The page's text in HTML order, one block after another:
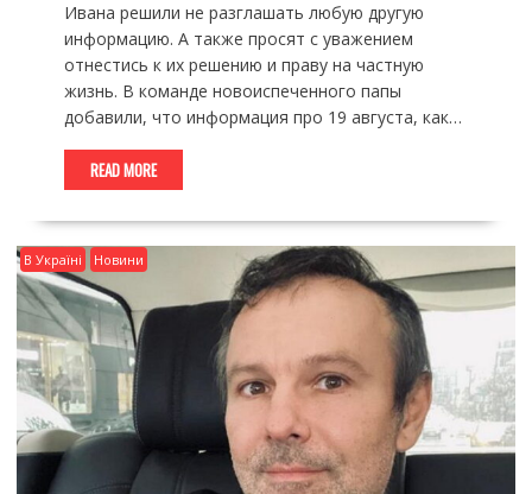
Ивана решили не разглашать любую другую
информацию. А также просят с уважением
отнестись к их решению и праву на частную
жизнь. В команде новоиспеченного папы
добавили, что информация про 19 августа, как…
READ MORE
В Україні Новини